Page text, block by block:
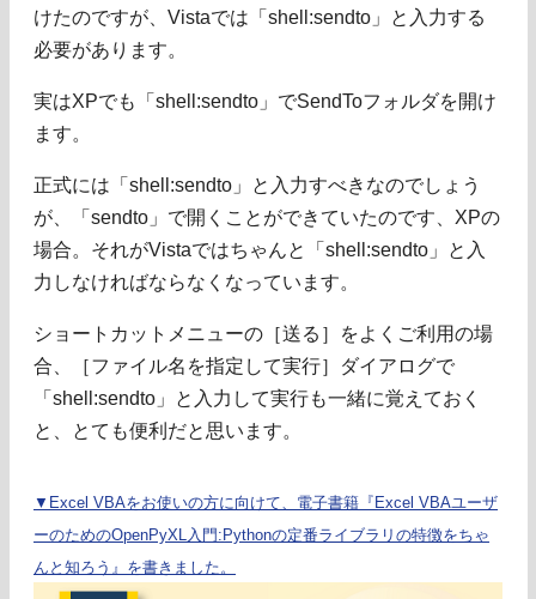
けたのですが、Vistaでは「shell:sendto」と入力する
必要があります。
実はXPでも「shell:sendto」でSendToフォルダを開け
ます。
正式には「shell:sendto」と入力すべきなのでしょう
が、「sendto」で開くことができていたのです、XPの
場合。それがVistaではちゃんと「shell:sendto」と入
力しなければならなくなっています。
ショートカットメニューの［送る］をよくご利用の場
合、［ファイル名を指定して実行］ダイアログで
「shell:sendto」と入力して実行も一緒に覚えておく
と、とても便利だと思います。
▼Excel VBAをお使いの方に向けて、電子書籍『Excel VBAユーザ
ーのためのOpenPyXL入門:Pythonの定番ライブラリの特徴をちゃ
んと知ろう』を書きました。